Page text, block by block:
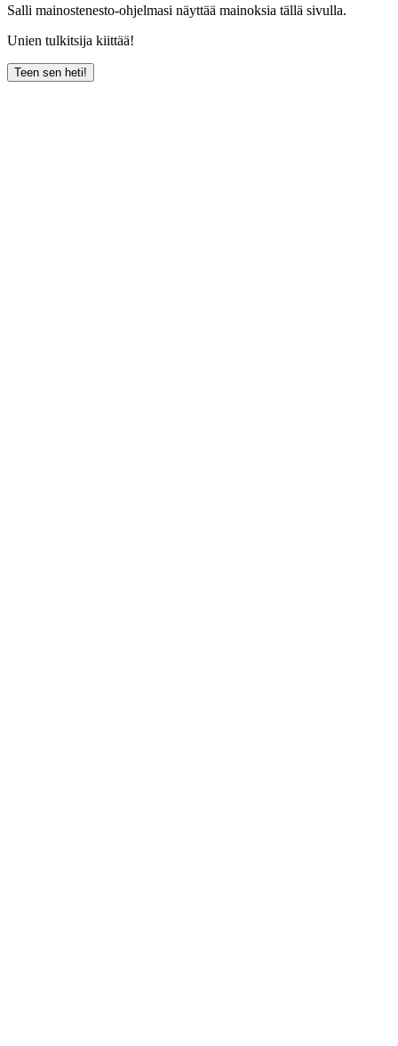
Salli mainostenesto-ohjelmasi näyttää mainoksia tällä sivulla.
Unien tulkitsija kiittää!
Teen sen heti!